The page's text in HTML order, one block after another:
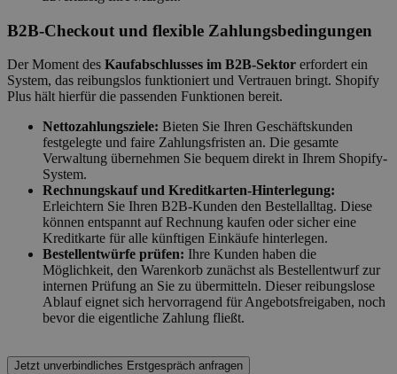
B2B-Checkout und flexible Zahlungsbedingungen
Der Moment des Kaufabschlusses im B2B-Sektor erfordert ein
System, das reibungslos funktioniert und Vertrauen bringt. Shopify
Plus hält hierfür die passenden Funktionen bereit.
Nettozahlungsziele: Bieten Sie Ihren Geschäftskunden
festgelegte und faire Zahlungsfristen an. Die gesamte
Verwaltung übernehmen Sie bequem direkt in Ihrem Shopify-
System.
Rechnungskauf und Kreditkarten-Hinterlegung:
Erleichtern Sie Ihren B2B-Kunden den Bestellalltag. Diese
können entspannt auf Rechnung kaufen oder sicher eine
Kreditkarte für alle künftigen Einkäufe hinterlegen.
Bestellentwürfe prüfen: Ihre Kunden haben die
Möglichkeit, den Warenkorb zunächst als Bestellentwurf zur
internen Prüfung an Sie zu übermitteln. Dieser reibungslose
Ablauf eignet sich hervorragend für Angebotsfreigaben, noch
bevor die eigentliche Zahlung fließt.
Jetzt unverbindliches Erstgespräch anfragen